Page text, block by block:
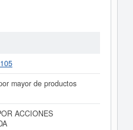
mayor de productos
ACCIONES